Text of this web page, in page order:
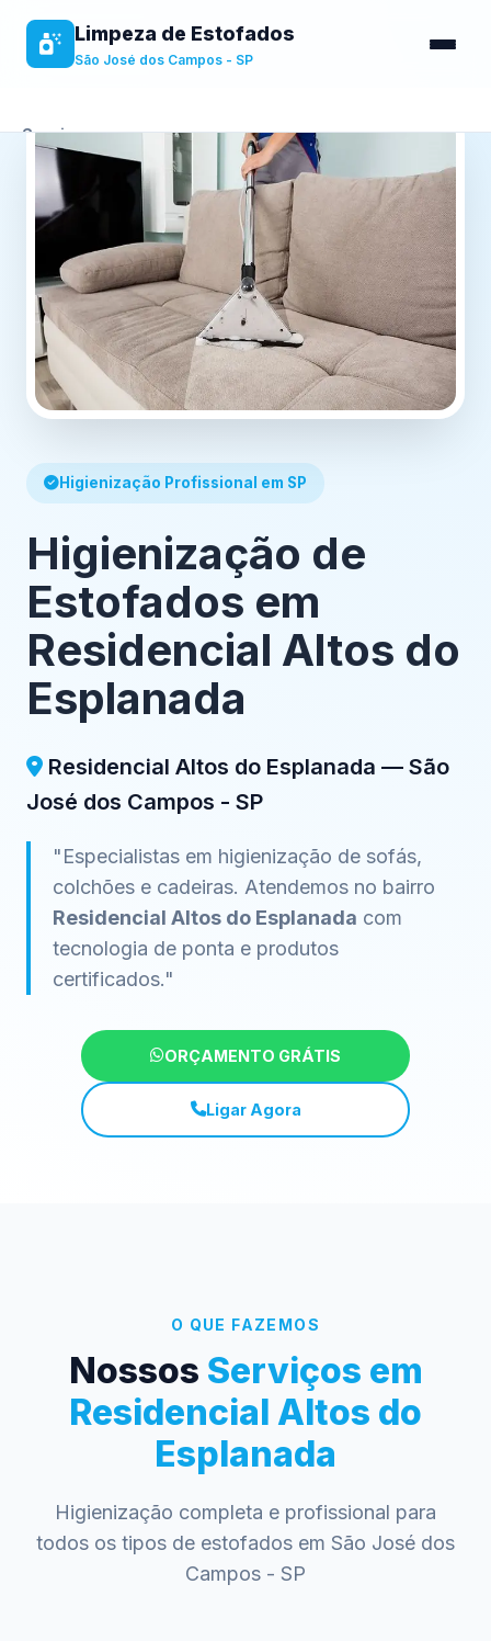
Limpeza de Estofados
São José dos Campos - SP
Serviços
Sobre
Benefícios
Contato
Higienização Profissional em SP
Higienização de
Estofados em
Residencial Altos do
Esplanada
Residencial Altos do Esplanada — São
José dos Campos - SP
"Especialistas em higienização de sofás,
colchões e cadeiras. Atendemos no bairro
Residencial Altos do Esplanada com
tecnologia de ponta e produtos
certificados."
ORÇAMENTO GRÁTIS
Ligar Agora
O QUE FAZEMOS
Nossos Serviços em
Residencial Altos do
Esplanada
Higienização completa e profissional para
todos os tipos de estofados em São José dos
Campos - SP